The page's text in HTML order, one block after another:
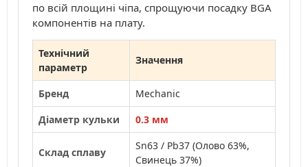
по всій площині чіпа, спрощуючи посадку BGA
компонентів на плату.
Технічний
параметр
Значення
Бренд
Mechanic
Діаметр кульки
0.3 мм
Склад сплаву
Sn63 / Pb37 (Олово 63%,
Свинець 37%)